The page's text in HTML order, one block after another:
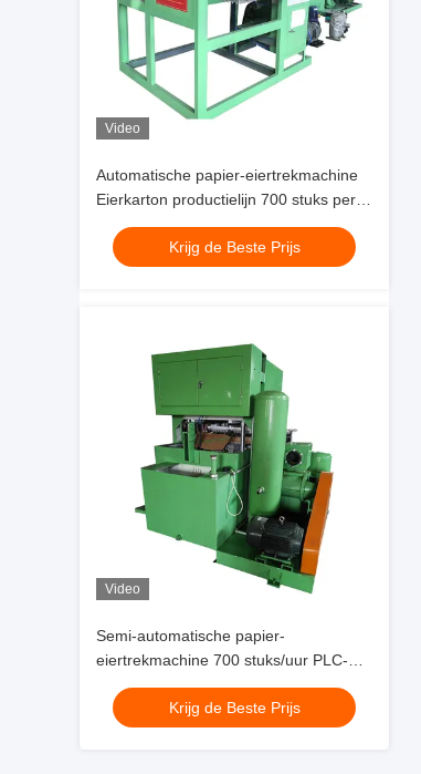
Video
Automatische papier-eiertrekmachine
Eierkarton productielijn 700 stuks per
uur PLC gecontroleerd met aluminium
malen
Krijg de Beste Prijs
Video
Semi-automatische papier-
eiertrekmachine 700 stuks/uur PLC-
gestuurd
Krijg de Beste Prijs